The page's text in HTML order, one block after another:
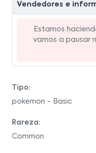
Vendedores e
Estamos
vamos a pausar
Tipo:
pokemon - Basic
Rareza:
Common